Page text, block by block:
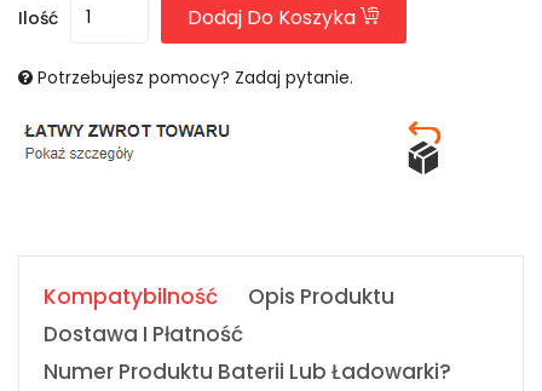
Ilość Dodaj Do Koszyka
Potrzebujesz pomocy? Zadaj pytanie.
Kompatybilność
Opis Produktu
Dostawa I Płatność
Numer Produktu Baterii Lub Ładowarki?